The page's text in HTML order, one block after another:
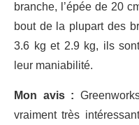
branche, l’épée de 20
bout de la plupart des
3.6 kg et 2.9 kg, ils
leur maniabilité.
Mon avis :
vraiment très